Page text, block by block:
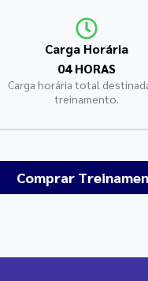
Carga Horária
04 HORAS
Carga horária total
treinamento.
Comprar